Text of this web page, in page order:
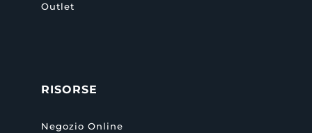
Outlet
RISORSE
Negozio Online